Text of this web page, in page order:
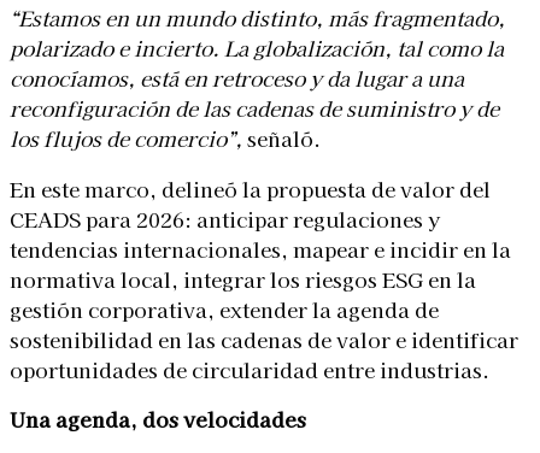
“Estamos en un mundo distinto, más fragmentado,
polarizado e incierto. La globalización, tal como la
conocíamos, está en retroceso y da lugar a una
reconfiguración de las cadenas de suministro y de
los flujos de comercio”, señaló.
En este marco, delineó la propuesta de valor del
CEADS para 2026: anticipar regulaciones y
tendencias internacionales, mapear e incidir en la
normativa local, integrar los riesgos ESG en la
gestión corporativa, extender la agenda de
sostenibilidad en las cadenas de valor e identificar
oportunidades de circularidad entre industrias.
Una agenda, dos velocidades